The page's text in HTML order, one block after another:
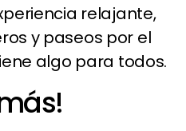
relajante,
y paseos por el
algo para todos.